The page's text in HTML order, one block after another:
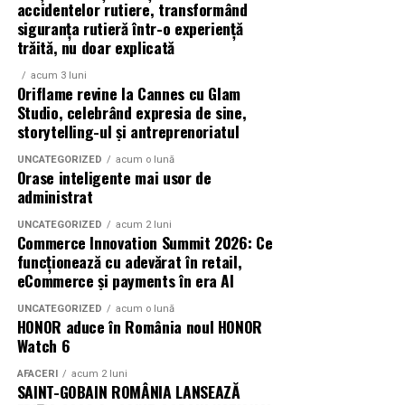
Azaleea Necula și Gabriel Vatavu.
O comedie actuală și spumoasă, filmul
mea”este distribuit de T.R.I.B.E. Films.
TRAILER:https://bit.ly/InPieleaMea
Site oficial:inpieleamea.ro
Mai multe detalii, imagini de la filmări, fragmente din
film, declarații din partea actorilor și informații despre
concursuri sunt disponibile pe paginile social media ale
filmului de Facebook, Instagram,TikTok
Adrian Pădurețu semnează imaginea filmului. De sunet
Miron, iar de costume Francisca Vass.
PICTURES.
accidentelor rutiere, transformând
siguranța rutieră într-o experiență
trăită, nu doar explicată
acum 3 luni
Oriflame revine la Cannes cu Glam
Studio, celebrând expresia de sine,
storytelling-ul și antreprenoriatul
UNCATEGORIZED acum o lună
Orase inteligente mai usor de
administrat
UNCATEGORIZED acum 2 luni
Commerce Innovation Summit 2026: Ce
funcționează cu adevărat în retail,
eCommerce și payments în era AI
UNCATEGORIZED acum o lună
HONOR aduce în România noul HONOR
Watch 6
AFACERI acum 2 luni
SAINT-GOBAIN ROMÂNIA LANSEAZĂ